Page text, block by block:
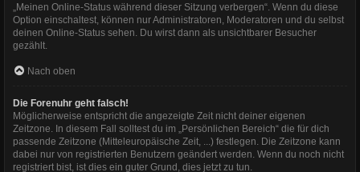
„Meinen Online-Status während dieser Sitzung verbergen“. Wenn du diese
Option einschaltest, können nur Administratoren, Moderatoren und du selbst
deinen Online-Status sehen. Du wirst dann als unsichtbarer Besucher
gezählt.
Nach oben
Die Forenuhr geht falsch!
Möglicherweise entspricht die angezeigte Zeit nicht deiner eigenen
Zeitzone. In diesem Fall solltest du im „Persönlichen Bereich“ die für dich
passende Zeitzone (Mitteleuropäische Zeit, ...) festlegen. Die Zeitzone kann
dabei nur von registrierten Benutzern geändert werden. Wenn du noch nicht
registriert bist, ist dies ein guter Grund, dies jetzt zu tun.